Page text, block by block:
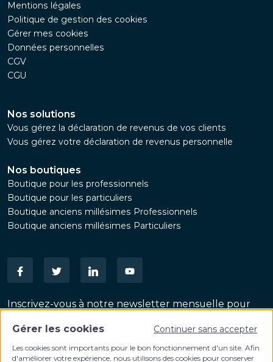
Mentions légales
Politique de gestion des cookies
Gérer mes cookies
Données personnelles
CGV
CGU
Nos solutions
Vous gérez la déclaration de revenus de vos clients
Vous gérez votre déclaration de revenus personnelle
Nos boutiques
Boutique pour les professionnels
Boutique pour les particuliers
Boutique anciens millésimes Professionnels
Boutique anciens millésimes Particuliers
Inscrivez-vous à notre newsletter mensuelle pour
Email VALIDER
Gérer les cookies Continuer sans accepter
Les cookies sont importants pour le bon fonctionnement d'un site. Afin
d'améliorer votre expérience, nous utilisons des cookies pour conserver